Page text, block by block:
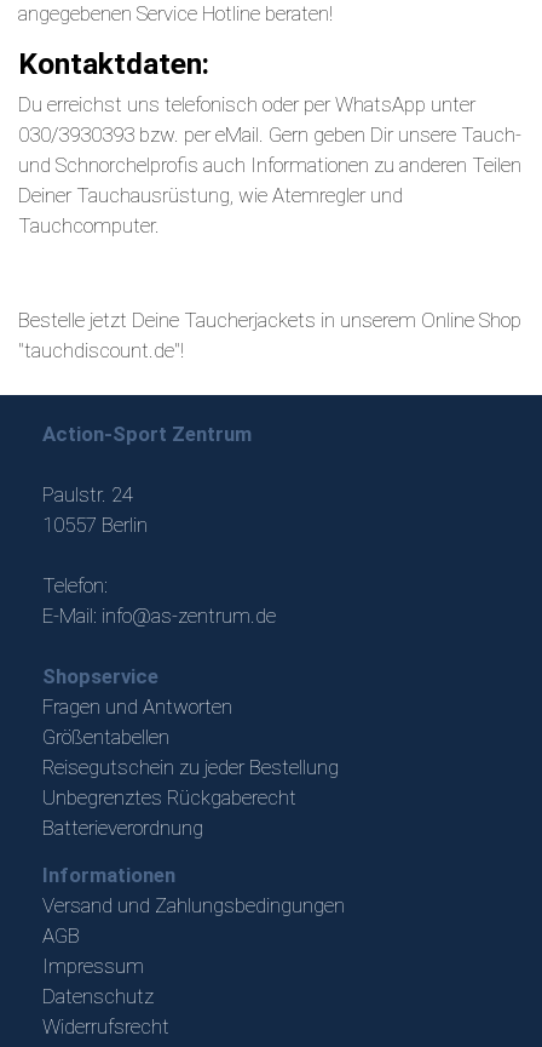
angegebenen Service Hotline beraten!
Kontaktdaten:
Du erreichst uns telefonisch oder per WhatsApp unter
030/3930393 bzw. per eMail. Gern geben Dir unsere Tauch-
und Schnorchelprofis auch Informationen zu anderen Teilen
Deiner Tauchausrüstung, wie Atemregler und
Tauchcomputer.
Bestelle jetzt Deine Taucherjackets in unserem Online Shop
"tauchdiscount.de"!
Action-Sport Zentrum
Paulstr. 24
10557 Berlin
Telefon:
E-Mail: info@as-zentrum.de
Shopservice
Fragen und Antworten
Größentabellen
Reisegutschein zu jeder Bestellung
Unbegrenztes Rückgaberecht
Batterieverordnung
Informationen
Versand und Zahlungsbedingungen
AGB
Impressum
Datenschutz
Widerrufsrecht